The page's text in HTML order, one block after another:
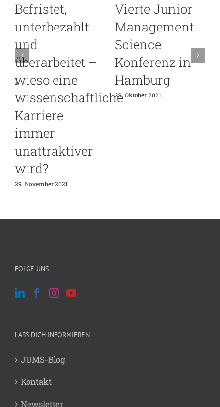
Befristet,
unterbezahlt
und
überarbeitet –
wieso eine
wissenschaftliche
Karriere
immer
unattraktiver
wird?
29. November 2021
Vierte Junior
Management
Science
Konferenz in
Hamburg
29. Oktober 2021
FOLGE UNS
LASS DICH INFORMIEREN
JUMS-Blog
Kontakt
Newsletter